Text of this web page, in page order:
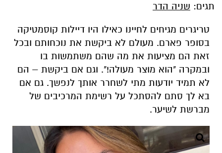
תגים: שניה הדר
טריגרים מגיחים לחיינו כאילו היו דיילות קוסמטיקה
בסופר פארם. מעולם לא ביקשת את נוכחותם ובכל
זאת הם מציעות את מה שהם משתמשות בו
ובמקרה "הוא מוצר מעולה!". וגם אם ביקשת – הם
לא תמיד יודעות מתי לשחרר אותך לנפשך. גם אם
בא לך סתם להסתכל על רשימת המרכיבים של
מברשת לשיער.